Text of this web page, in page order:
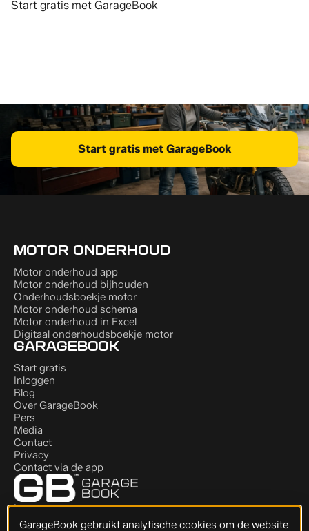
Start gratis met GarageBook
Start gratis met GarageBook
MOTOR ONDERHOUD
Motor onderhoud app
Motor onderhoud bijhouden
Onderhoudsboekje motor
Motor onderhoud schema
Motor onderhoud in Excel
Digitaal onderhoudsboekje motor
GARAGEBOOK
Start gratis
Inloggen
Blog
Over GarageBook
Pers
Media
Contact
Privacy
Contact via de app
Instagram
LinkedIn
GarageBook gebruikt analytische cookies om de website